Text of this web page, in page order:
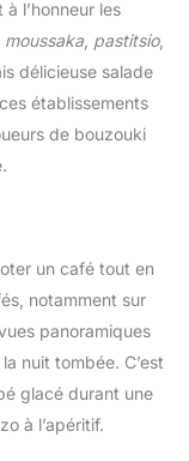
l’honneur les
moussaka pastitsio,
délicieuse salade
établissements
de bouzouki
un café tout en
notamment sur
panoramiques
nuit tombée. C’est
glacé durant une
à l’apéritif.